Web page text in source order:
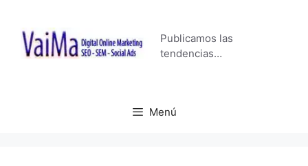
contenido
Publicamos las
tendencias…
Menú